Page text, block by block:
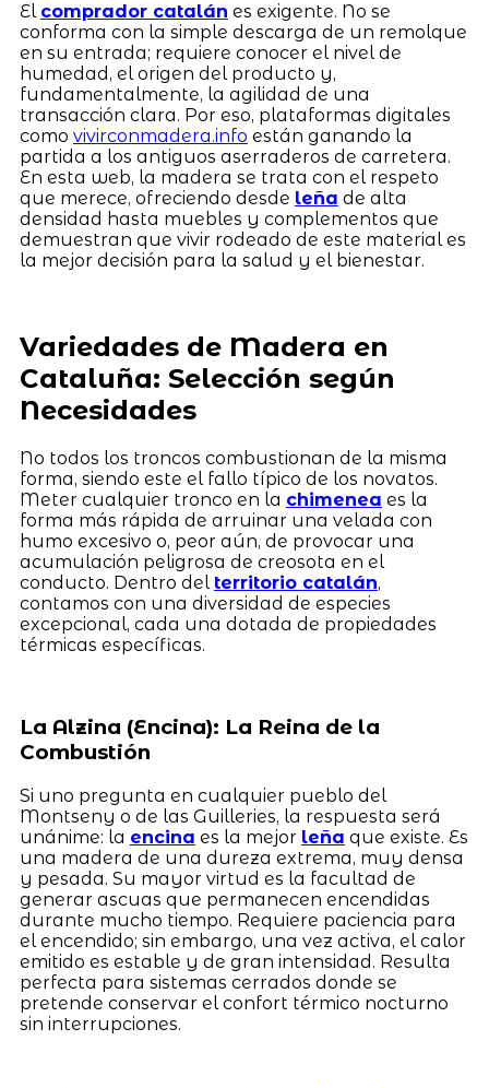
El comprador catalán es exigente. No se
conforma con la simple descarga de un remolque
en su entrada; requiere conocer el nivel de
humedad, el origen del producto y,
fundamentalmente, la agilidad de una
transacción clara. Por eso, plataformas digitales
como vivirconmadera.info están ganando la
partida a los antiguos aserraderos de carretera.
En esta web, la madera se trata con el respeto
que merece, ofreciendo desde leña de alta
densidad hasta muebles y complementos que
demuestran que vivir rodeado de este material es
la mejor decisión para la salud y el bienestar.
Variedades de Madera en
Cataluña: Selección según
Necesidades
No todos los troncos combustionan de la misma
forma, siendo este el fallo típico de los novatos.
Meter cualquier tronco en la chimenea es la
forma más rápida de arruinar una velada con
humo excesivo o, peor aún, de provocar una
acumulación peligrosa de creosota en el
conducto. Dentro del territorio catalán,
contamos con una diversidad de especies
excepcional, cada una dotada de propiedades
térmicas específicas.
La Alzina (Encina): La Reina de la
Combustión
Si uno pregunta en cualquier pueblo del
Montseny o de las Guilleries, la respuesta será
unánime: la encina es la mejor leña que existe. Es
una madera de una dureza extrema, muy densa
y pesada. Su mayor virtud es la facultad de
generar ascuas que permanecen encendidas
durante mucho tiempo. Requiere paciencia para
el encendido; sin embargo, una vez activa, el calor
emitido es estable y de gran intensidad. Resulta
perfecta para sistemas cerrados donde se
pretende conservar el confort térmico nocturno
sin interrupciones.